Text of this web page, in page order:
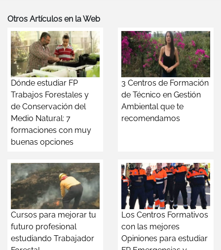
Otros Artículos en la Web
Dónde estudiar FP
Trabajos Forestales y
de Conservación del
Medio Natural: 7
formaciones con muy
buenas opciones
3 Centros de Formación
de Técnico en Gestión
Ambiental que te
recomendamos
Cursos para mejorar tu
futuro profesional
estudiando Trabajador
Los Centros Formativos
con las mejores
Opiniones para estudiar